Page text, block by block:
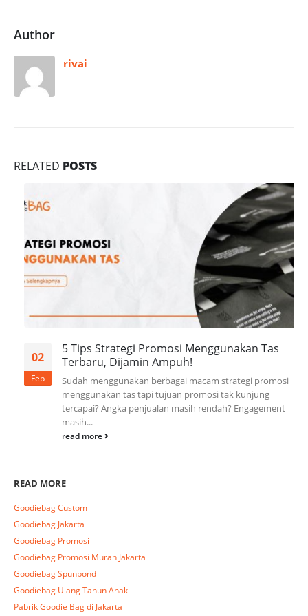
Author
rivai
RELATED POSTS
02
Feb
5 Tips Strategi Promosi Menggunakan Tas
Terbaru, Dijamin Ampuh!
Sudah menggunakan berbagai macam strategi promosi
menggunakan tas tapi tujuan promosi tak kunjung
tercapai? Angka penjualan masih rendah? Engagement
masih...
read more
READ MORE
Goodiebag Custom
Goodiebag Jakarta
Goodiebag Promosi
Goodiebag Promosi Murah Jakarta
Goodiebag Spunbond
Goodiebag Ulang Tahun Anak
Pabrik Goodie Bag di Jakarta